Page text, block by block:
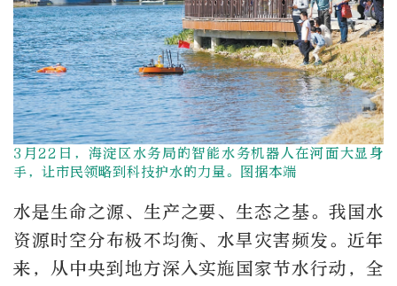
3月22日，海淀区水务局的智能水务机器人在河面大显身
手，让市民领略到科技护水的力量。图据本端
水是生命之源、生产之要、生态之基。我国水
资源时空分布极不均衡、水旱灾害频发。近年
来，从中央到地方深入实施国家节水行动，全